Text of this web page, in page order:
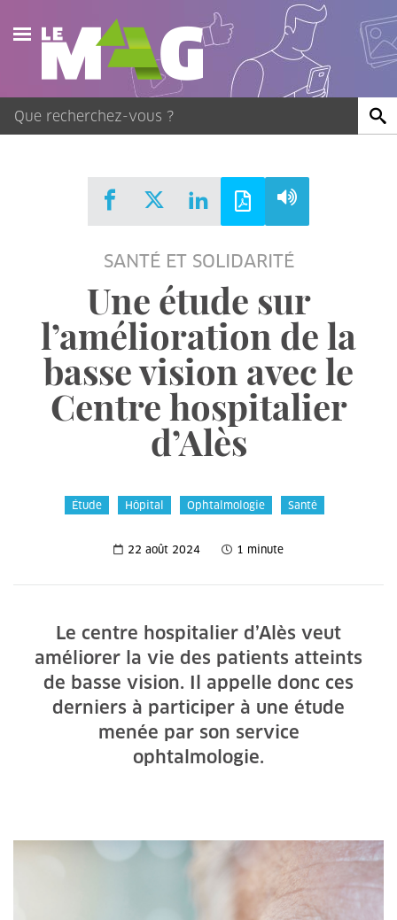
Actualités
Agenda
Publications
SANTÉ ET SOLIDARITÉ
Une étude sur
l’amélioration de la
basse vision avec le
Centre hospitalier
d’Alès
Étude Hôpital Ophtalmologie Santé
22 août 2024 1 minute
Le centre hospitalier d’Alès veut
améliorer la vie des patients atteints
de basse vision. Il appelle donc ces
derniers à participer à une étude
menée par son service
ophtalmologie.